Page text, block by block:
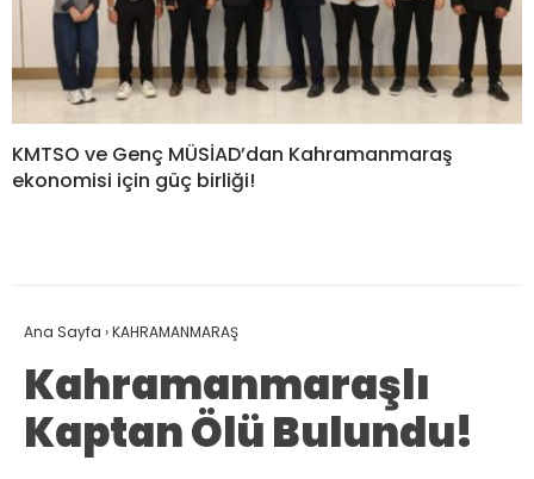
KMTSO ve Genç MÜSİAD’dan Kahramanmaraş
ekonomisi için güç birliği!
Ana Sayfa ›KAHRAMANMARAŞ
Kahramanmaraşlı
Kaptan Ölü Bulundu!